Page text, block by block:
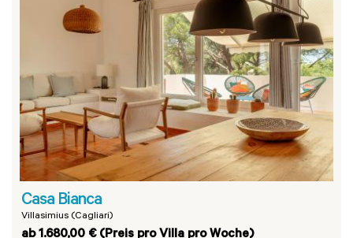
Casa Bianca
Villasimius (Cagliari)
ab 1.680,00 € (Preis pro Villa pro Woche)